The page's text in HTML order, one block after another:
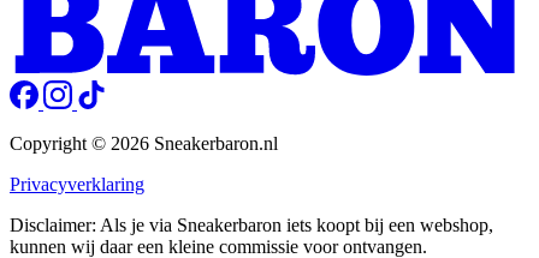
Copyright © 2026 Sneakerbaron.nl
Privacyverklaring
Disclaimer: Als je via Sneakerbaron iets koopt bij een webshop,
kunnen wij daar een kleine commissie voor ontvangen.